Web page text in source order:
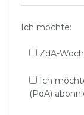
Ich möchte:
ZdA-
Ich
(PdA)